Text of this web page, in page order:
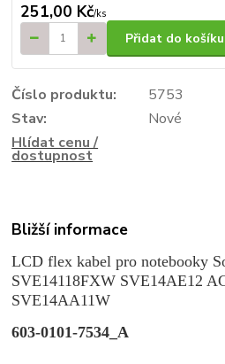
251,00 Kč/ks
Přidat do košíku
Číslo produktu:
5753
Stav:
Nové
Hlídat cenu /
dostupnost
Bližší informace
LCD flex kabel pro notebooky
SVE14118FXW SVE14AE12
SVE14AA11W
603-0101-7534_A